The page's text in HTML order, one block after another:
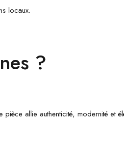
locaux.
?
allie authenticité, modernité et